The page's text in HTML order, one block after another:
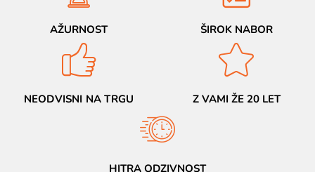
AŽURNOST ŠIROK NABOR
NEODVISNI NA TRGU Z VAMI ŽE 20 LET
HITRA ODZIVNOST